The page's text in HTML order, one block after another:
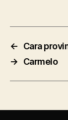
←
Cara
→
Carmelo